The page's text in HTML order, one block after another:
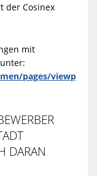
der Cosinex
mit
pages/
DARAN